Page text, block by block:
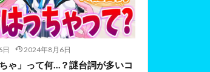
2024年8月6日
ゃ」って何…？謎台詞が多いコ